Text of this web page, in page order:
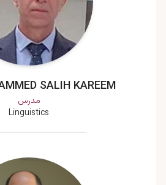
SALIH KAREEM
مدرس
Linguistics